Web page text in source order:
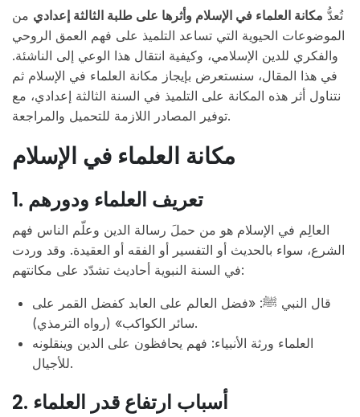
تُعدُّ مكانة العلماء في الإسلام وأثرها على طلبة الثالثة إعدادي من
الموضوعات الحيوية التي تساعد التلميذ على فهم العمق الروحي
والفكري للدين الإسلامي، وكيفية انتقال هذا الوعي إلى الناشئة.
في هذا المقال، سنستعرض بإيجاز مكانة العلماء في الإسلام ثم
نتناول أثر هذه المكانة على التلميذ في السنة الثالثة إعدادي، مع
توفير المصادر اللازمة للتحميل والمراجعة.
مكانة العلماء في الإسلام
1. تعريف العلماء ودورهم
العالِم في الإسلام هو من حملَ رسالة الدين وعلّم الناس فهم
الشرع، سواء بالحديث أو التفسير أو الفقه أو العقيدة. وقد وردت
في السنة النبوية أحاديث تشدّد على مكانتهم:
قال النبي ﷺ: «فضل العالم على العابد كفضل القمر على
سائر الكواكب» (رواه الترمذي).
العلماء ورثة الأنبياء: فهم يحافظون على الدين وينقلونه
للأجيال.
2. أسباب ارتفاع قدر العلماء